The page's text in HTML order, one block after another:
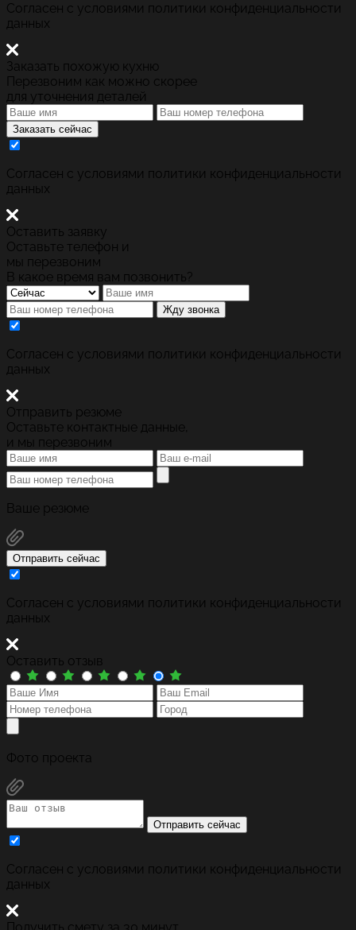
Cогласен с условиями политики конфиденциальности
данных
Заказать похожую кухню
Перезвоним как можно скорее
для уточнения деталей
Заказать сейчас
Cогласен с условиями политики конфиденциальности
данных
Оставить заявку
Оставьте телефон и
мы перезвоним
В какое время вам позвонить?
Жду звонка
Cогласен с условиями политики конфиденциальности
данных
Отправить резюме
Оставьте контактные данные,
и мы перезвоним
Ваше резюме
Отправить сейчас
Cогласен с условиями политики конфиденциальности
данных
Оставить отзыв
Фото проекта
Отправить сейчас
Cогласен с условиями политики конфиденциальности
данных
Получить смету за 30 минут